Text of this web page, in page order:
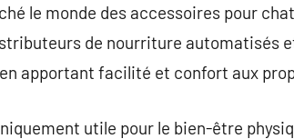
le monde des accessoires pour
de nourriture automatisés
apportant facilité et confort aux
utile pour le bien-être